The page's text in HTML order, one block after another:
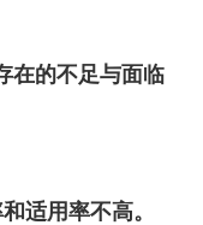
在的不足与面临
适用率不高。